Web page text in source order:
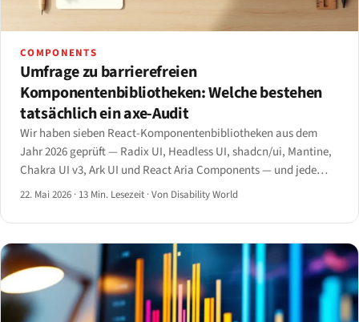
COMPONENTS
Umfrage zu barrierefreien
Komponentenbibliotheken: Welche bestehen
tatsächlich ein axe-Audit
Wir haben sieben React-Komponentenbibliotheken aus dem
Jahr 2026 geprüft — Radix UI, Headless UI, shadcn/ui, Mantine,
Chakra UI v3, Ark UI und React Aria Components — und jede
nach axe-Bestehensquote, ARIA-Musterabdeckung,
22. Mai 2026 · 13 Min. Lesezeit ·Von Disability World